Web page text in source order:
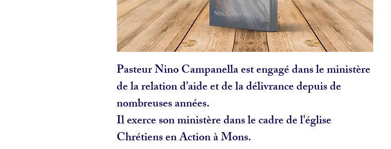
Pasteur Nino Campanella est engagé dans le ministère
de la relation d'aide et de la délivrance depuis de
nombreuses années.
Il exerce son ministère dans le cadre de l'église
Chrétiens en Action à Mons.